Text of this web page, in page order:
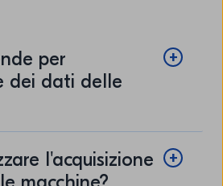
per
dei dati delle
l'acquisizione